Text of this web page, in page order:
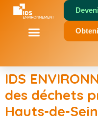
principal
IDS
des déchets
Hauts-de-